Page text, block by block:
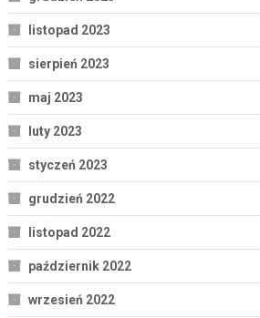
listopad 2023
sierpień 2023
maj 2023
luty 2023
styczeń 2023
grudzień 2022
listopad 2022
październik 2022
wrzesień 2022